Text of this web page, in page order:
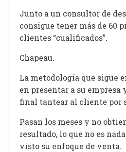
Junto a un consultor de
consigue tener más de 60
clientes “cualificados”.
Chapeau.
La metodología que sigue
en presentar a su empresa
final tantear al cliente por
Pasan los meses y no
resultado, lo que no es
visto su enfoque de venta.